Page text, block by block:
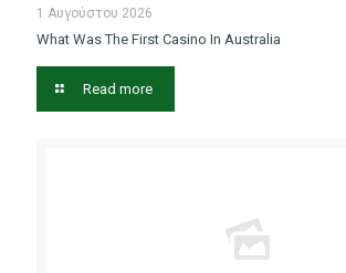
1 Αυγούστου 2026
What Was The First Casino In Australia
Read more